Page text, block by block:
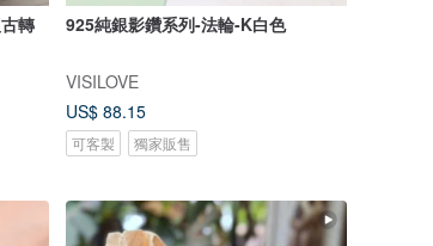
轉
925純銀影鑽系列-法輪-K白色
VISILOVE
US$ 88.15
可客製 獨家販售